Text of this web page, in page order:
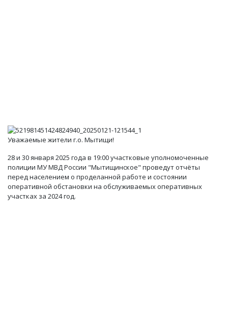
Уважаемые жители г.о. Мытищи!
28 и 30 января 2025 года в 19:00 участковые уполномоченные
полиции МУ МВД России "Мытищинское" проведут отчёты
перед населением о проделанной работе и состоянии
оперативной обстановки на обслуживаемых оперативных
участках за 2024 год.